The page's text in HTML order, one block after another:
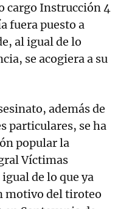
cargo Instrucción 4
fuera puesto a
al igual de lo
se acogiera a su
además de
particulares, se ha
popular la
Víctimas
de lo que ya
motivo del tiroteo